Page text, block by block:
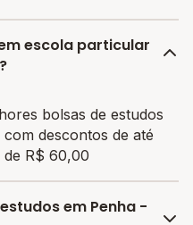
escola particular
bolsas de estudos
descontos de até
de R$ 60,00
em Penha -